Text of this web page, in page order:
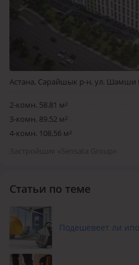
Астана, Сарайшык р-н, ул. Шамши
2-комн. 58.81 м²
3-комн. 89.52 м²
4-комн. 108.56 м²
Статьи по теме
Подешевеет ли